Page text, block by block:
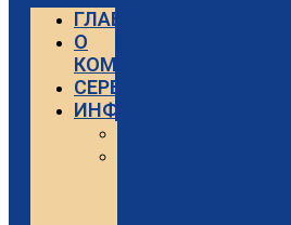
ГЛАВНАЯ
О
КОМПАНИИ
СЕРВИС
ИНФОРМАЦИЯ